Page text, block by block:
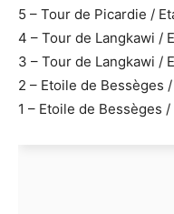
5 – Tour de Picardie /
4 – Tour de Langkawi /
3 – Tour de Langkawi /
2 – Etoile de Bessèges
1 – Etoile de Bessèges /